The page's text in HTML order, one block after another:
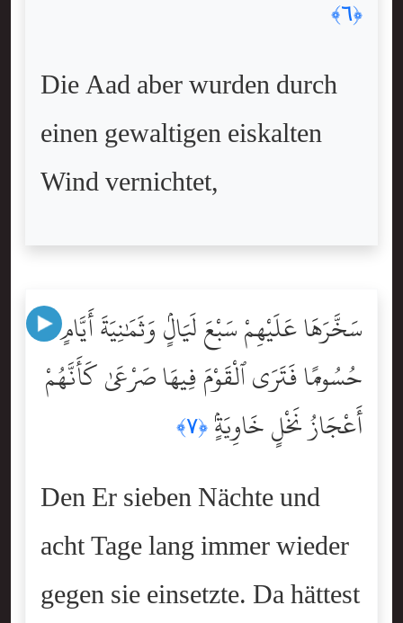
﴿٦﴾
Die Aad aber wurden durch
einen gewaltigen eiskalten
Wind vernichtet,
سَخَّرَهَا عَلَيْهِمْ سَبْعَ لَيَالٍۢ وَثَمَٰنِيَةَ أَيَّامٍ
حُسُومًۭا فَتَرَى ٱلْقَوْمَ فِيهَا صَرْعَىٰ كَأَنَّهُمْ
أَعْجَازُ نَخْلٍ خَاوِيَةٍۢ ﴿٧﴾
Den Er sieben Nächte und
acht Tage lang immer wieder
gegen sie einsetzte. Da hättest